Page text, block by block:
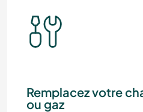
Remplacez votre
ou gaz